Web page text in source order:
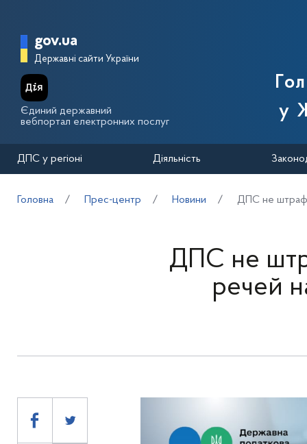
Головна сторінка Державної
gov.ua
Державні сайти України
Єдиний державний
вебпортал електронних послуг
у
ДПС у регіоні Діяльність
Головна Прес-центр Новини ДПС не
ДПС не
речей